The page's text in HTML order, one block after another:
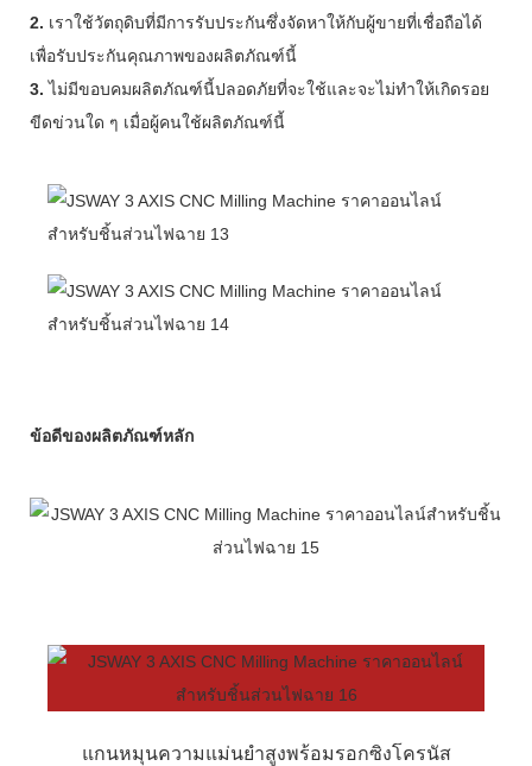
2. เราใช้วัตถุดิบที่มีการรับประกันซึ่งจัดหาให้กับผู้ขายที่เชื่อถือได้
เพื่อรับประกันคุณภาพของผลิตภัณฑ์นี้
3.ไม่มีขอบคมผลิตภัณฑ์นี้ปลอดภัยที่จะใช้และจะไม่ทำให้เกิดรอย
ขีดข่วนใด ๆ เมื่อผู้คนใช้ผลิตภัณฑ์นี้
ข้อดีของผลิตภัณฑ์หลัก
แกนหมุนความแม่นยำสูงพร้อมรอกซิงโครนัส